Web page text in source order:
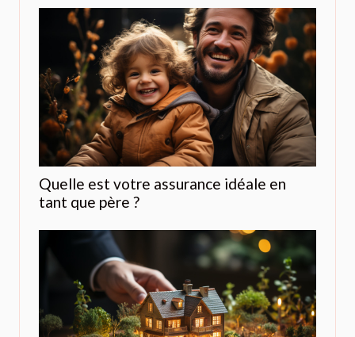
Quelle est votre assurance idéale en
tant que père ?